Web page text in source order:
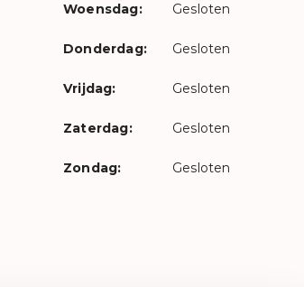
Woensdag: Gesloten
Donderdag: Gesloten
Vrijdag: Gesloten
Zaterdag: Gesloten
Zondag: Gesloten